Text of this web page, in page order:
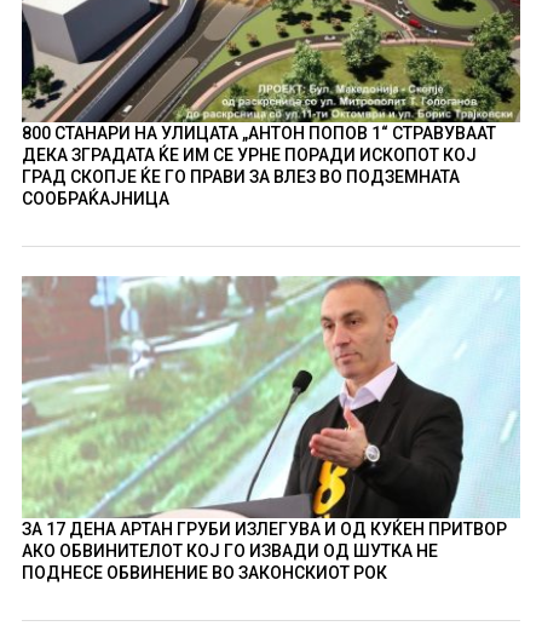
800 СТАНАРИ НА УЛИЦАТА „АНТОН ПОПОВ 1“ СТРАВУВААТ
ДЕКА ЗГРАДАТА ЌЕ ИМ СЕ УРНЕ ПОРАДИ ИСКОПОТ КОЈ
ГРАД СКОПЈЕ ЌЕ ГО ПРАВИ ЗА ВЛЕЗ ВО ПОДЗЕМНАТА
СООБРАЌАЈНИЦА
ЗА 17 ДЕНА АРТАН ГРУБИ ИЗЛЕГУВА И ОД КУЌЕН ПРИТВОР
АКО ОБВИНИТЕЛОТ КОЈ ГО ИЗВАДИ ОД ШУТКА НЕ
ПОДНЕСЕ ОБВИНЕНИЕ ВО ЗАКОНСКИОТ РОК